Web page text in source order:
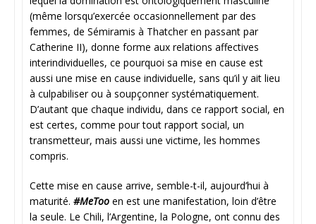
(même lorsqu’exercée occasionnellement par des
femmes, de Sémiramis à Thatcher en passant par
Catherine II), donne forme aux relations affectives
interindividuelles, ce pourquoi sa mise en cause est
aussi une mise en cause individuelle, sans qu’il y ait lieu
à culpabiliser ou à soupçonner systématiquement.
D’autant que chaque individu, dans ce rapport social, en
est certes, comme pour tout rapport social, un
transmetteur, mais aussi une victime, les hommes
compris.
Cette mise en cause arrive, semble-t-il, aujourd’hui à
maturité. #MeToo en est une manifestation, loin d’être
la seule. Le Chili, l’Argentine, la Pologne, ont connu des